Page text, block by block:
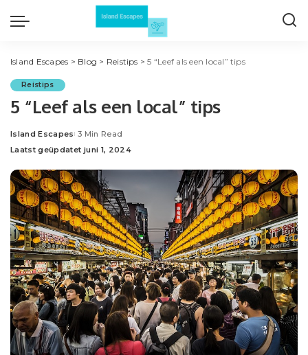
Island Escapes > Blog > Reistips >5 “Leef als een local” tips
Reistips
5 “Leef als een local” tips
Posted
by
Island Escapes 3 Min Read
Laatst geüpdatet juni 1, 2024